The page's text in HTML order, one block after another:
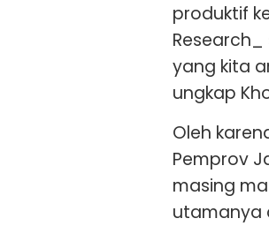
produktif
yang kita
ungkap
Oleh
Pemprov
masing
utamanya